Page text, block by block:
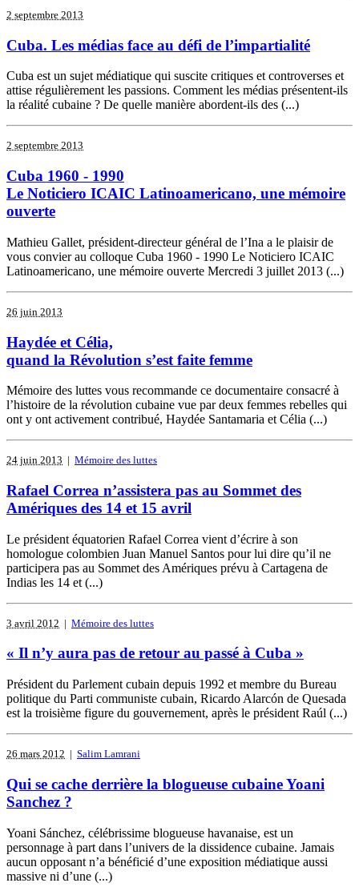
2 septembre 2013
Cuba. Les médias face au défi de l’impartialité
Cuba est un sujet médiatique qui suscite critiques et controverses et
attise régulièrement les passions. Comment les médias présentent-ils
la réalité cubaine ? De quelle manière abordent-ils des (...)
2 septembre 2013
Cuba 1960 - 1990
Le Noticiero ICAIC Latinoamericano, une mémoire
ouverte
Mathieu Gallet, président-directeur général de l’Ina a le plaisir de
vous convier au colloque Cuba 1960 - 1990 Le Noticiero ICAIC
Latinoamericano, une mémoire ouverte Mercredi 3 juillet 2013 (...)
26 juin 2013
Haydée et Célia,
quand la Révolution s’est faite femme
Mémoire des luttes vous recommande ce documentaire consacré à
l’histoire de la révolution cubaine vue par deux femmes rebelles qui
ont y ont activement contribué, Haydée Santamaria et Célia (...)
24 juin 2013 | Mémoire des luttes
Rafael Correa n’assistera pas au Sommet des
Amériques des 14 et 15 avril
Le président équatorien Rafael Correa vient d’écrire à son
homologue colombien Juan Manuel Santos pour lui dire qu’il ne
participera pas au Sommet des Amériques prévu à Cartagena de
Indias les 14 et (...)
3 avril 2012 | Mémoire des luttes
« Il n’y aura pas de retour au passé à Cuba »
Président du Parlement cubain depuis 1992 et membre du Bureau
politique du Parti communiste cubain, Ricardo Alarcón de Quesada
est la troisième figure du gouvernement, après le président Raúl (...)
26 mars 2012 | Salim Lamrani
Qui se cache derrière la blogueuse cubaine Yoani
Sanchez ?
Yoani Sánchez, célébrissime blogueuse havanaise, est un
personnage à part dans l’univers de la dissidence cubaine. Jamais
aucun opposant n’a bénéficié d’une exposition médiatique aussi
massive ni d’une (...)